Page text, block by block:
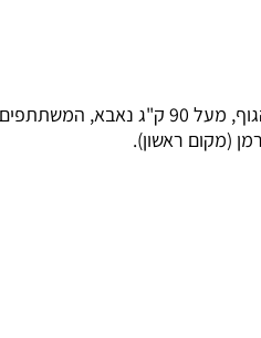
מר ישראל 2006 בתחום פיתוח הגוף, מעל 90 ק"ג נאבא, המשתתפים:
ראשון).